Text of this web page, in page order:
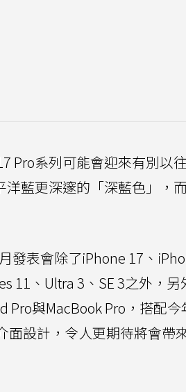
Pro系列可能會迎來有別以
洋藍更深邃的「深藍色」，
發表會除了iPhone 17、
11、Ultra 3、SE 3之外，
Pro與MacBook Pro，搭配
面設計，令人更期待將會